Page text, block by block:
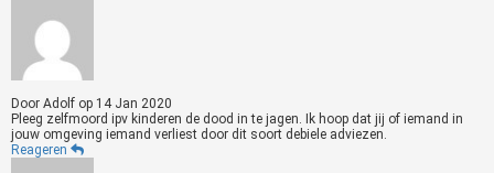
Door Adolf op 14 Jan 2020
Pleeg zelfmoord ipv kinderen de dood in te jagen. Ik hoop dat jij of iemand in
jouw omgeving iemand verliest door dit soort debiele adviezen.
Reageren